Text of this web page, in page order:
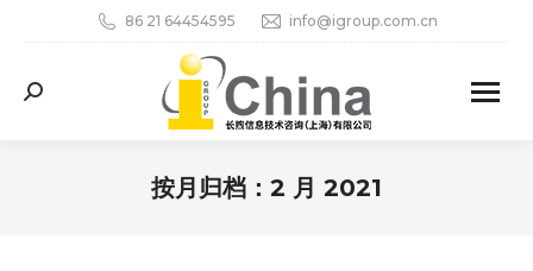
86 21 64454595 info@igroup.com.cn
Search:
按月归档： 2 月 2021